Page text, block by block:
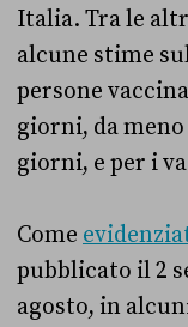
Italia. Tra le
alcune stime
persone
giorni, da meno
giorni, e per i
Come
pubblicato il 2
agosto, in